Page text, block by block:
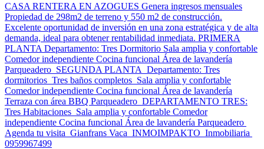
CASA RENTERA EN AZOGUES Genera ingresos mensuales
Propiedad de 298m2 de terreno y 550 m2 de construcción.
Excelente oportunidad de inversión en una zona estratégica y de alta
demanda, ideal para obtener rentabilidad inmediata. PRIMERA
PLANTA Departamento: Tres Dormitorio Sala amplia y confortable
Comedor independiente Cocina funcional Área de lavandería
Parqueadero SEGUNDA PLANTA Departamento: Tres
dormitorios Tres baños completos Sala amplia y confortable
Comedor independiente Cocina funcional Área de lavandería
Terraza con área BBQ Parqueadero DEPARTAMENTO TRES:
Tres Habitaciones Sala amplia y confortable Comedor
independiente Cocina funcional Área de lavandería Parqueadero
Agenda tu visita Gianfrans Vaca INMOIMPAKTO Inmobiliaria
0959967499